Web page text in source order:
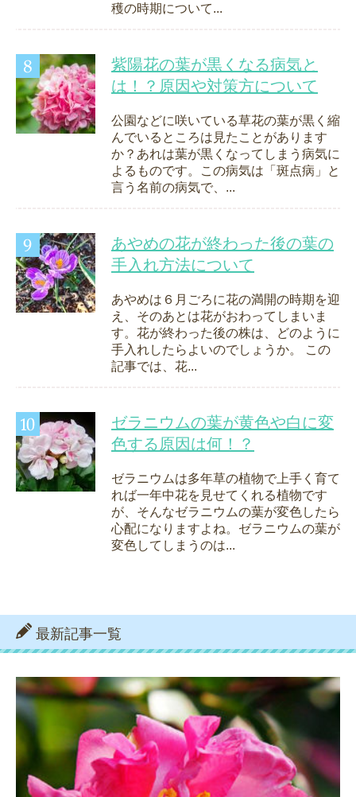
穫の時期について...
紫陽花の葉が黒くなる病気と
は！？原因や対策方について
公園などに咲いている草花の葉が黒く縮
んでいるところは見たことがあります
か？あれは葉が黒くなってしまう病気に
よるものです。この病気は「斑点病」と
言う名前の病気で、...
あやめの花が終わった後の葉の
手入れ方法について
あやめは６月ごろに花の満開の時期を迎
え、そのあとは花がおわってしまいま
す。花が終わった後の株は、どのように
手入れしたらよいのでしょうか。 この
記事では、花...
ゼラニウムの葉が黄色や白に変
色する原因は何！？
ゼラニウムは多年草の植物で上手く育て
れば一年中花を見せてくれる植物です
が、そんなゼラニウムの葉が変色したら
心配になりますよね。ゼラニウムの葉が
変色してしまうのは...
最新記事一覧